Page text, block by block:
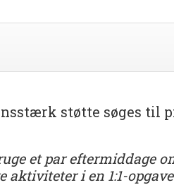
støtte søges til
et par eftermiddage
aktiviteter i en 1:1-